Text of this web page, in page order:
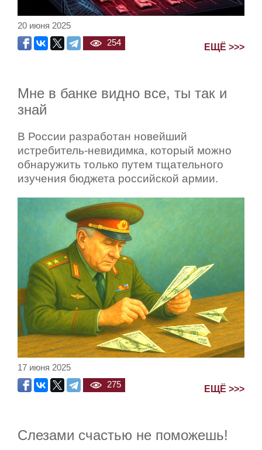
20 июня 2025
254
ЕЩЁ >>>
Мне в банке видно все, ты так и
знай
В России разработан новейший
истребитель-невидимка, который можно
обнаружить только путем тщательного
изучения бюджета российской армии.
17 июня 2025
275
ЕЩЁ >>>
Слезами счастью не поможешь!